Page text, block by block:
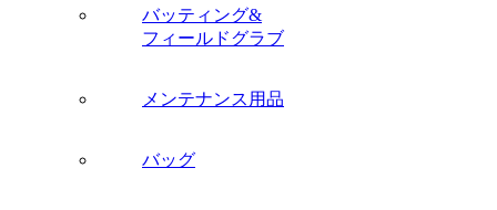
バッティング&
フィールドグラブ
メンテナンス用品
バッグ